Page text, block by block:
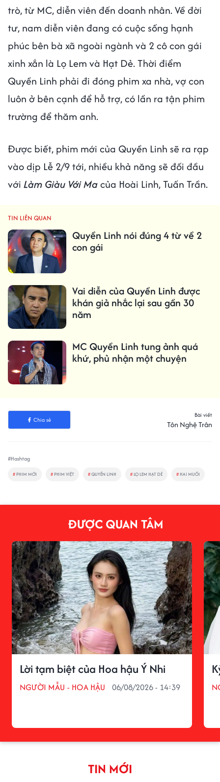
trò, từ MC, diễn viên đến doanh nhân. Về đời
tư, nam diễn viên đang có cuộc sống hạnh
phúc bên bà xã ngoài ngành và 2 cô con gái
xinh xắn là Lọ Lem và Hạt Dẻ. Thời điểm
Quyền Linh phải đi đóng phim xa nhà, vợ con
luôn ở bên cạnh để hỗ trợ, có lần ra tận phim
trường để thăm anh.
Được biết, phim mới của Quyền Linh sẽ ra rạp
vào dịp Lễ 2/9 tới, nhiều khả năng sẽ đối đầu
với Làm Giàu Với Macủa Hoài Linh, Tuấn Trần.
TIN LIÊN QUAN
Quyền Linh nói đúng 4 từ về 2
con gái
Vai diễn của Quyền Linh được
khán giả nhắc lại sau gần 30
năm
MC Quyền Linh tung ảnh quá
khứ, phủ nhận một chuyện
Chia sẻ
Bài viết
Tôn Nghệ Trân
#Hashtag
# PHIM MỚI # PHIM VIỆT #QUYỀN LINH # LỌ LEM HẠT DẺ # HAI MUỐI
ĐƯỢC QUAN TÂM
Lời tạm biệt của Hoa hậu Ý Nhi
NGƯỜI MẪU - HOA HẬU 06/08/2026 - 14:39
TIN MỚI